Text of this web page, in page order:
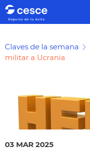
Claves de la semana
militar a Ucrania
03 MAR 2025